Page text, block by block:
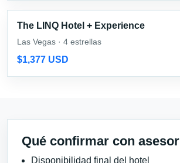
The LINQ Hotel + Experience
Las Vegas · 4 estrellas
$1,377 USD
Qué confirmar con asesor
Disponibilidad final del hotel